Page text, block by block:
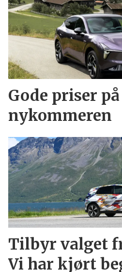
Gode priser på
nykommeren
Tilbyr valget
Vi har kjørt